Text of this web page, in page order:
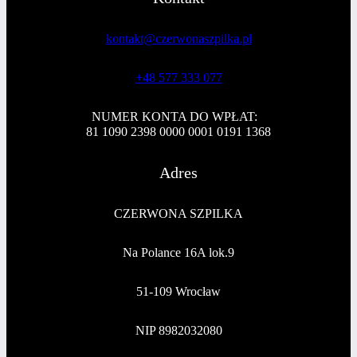
kontakt@czerwonaszpilka.pl
+48 577 333 077
NUMER KONTA DO WPŁAT:
81 1090 2398 0000 0001 0191 1368
Adres
CZERWONA SZPILKA
Na Polance 16A lok.9
51-109 Wrocław
NIP 8982032080